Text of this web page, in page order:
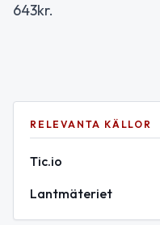
643kr.
RELEVANTA KÄLLOR
Tic.io
Lantmäteriet